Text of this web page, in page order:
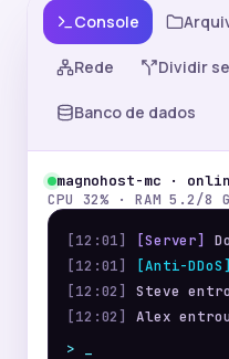
Console
Rede Dividir
Banco de dados
magnohost-mc ·
CPU 32% · RAM 5.2/8
[12:01] [Server]
[12:01]
[Anti-DDoS]
[12:02]
Steve
[12:02]
Alex
> _